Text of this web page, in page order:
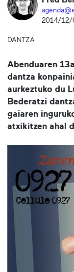
2014/12/
DANTZA
Abenduaren
dantza
aurkeztuko du
Bederatzi
gaiaren
atxikitzen ahal